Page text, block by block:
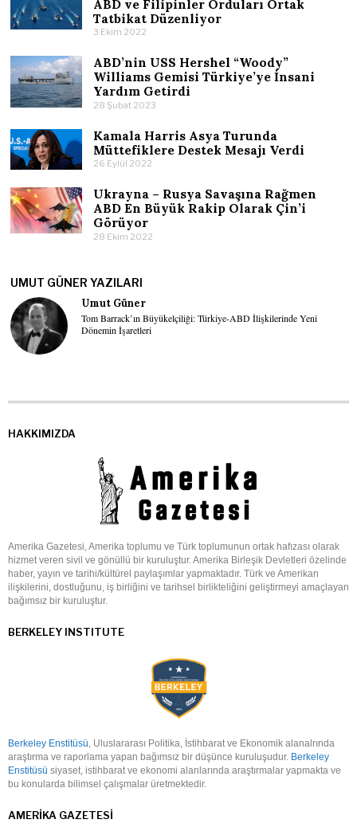
ABD ve Filipinler Orduları Ortak
Tatbikat Düzenliyor
3 Ekim 2022
ABD’nin USS Hershel “Woody”
Williams Gemisi Türkiye’ye İnsani
Yardım Getirdi
28 Şubat 2023
Kamala Harris Asya Turunda
Müttefiklere Destek Mesajı Verdi
26 Eylül 2022
Ukrayna – Rusya Savaşına Rağmen
ABD En Büyük Rakip Olarak Çin’i
Görüyor
28 Ekim 2022
UMUT GÜNER YAZILARI
Umut Güner
Tom Barrack’ın Büyükelçiliği: Türkiye-ABD İlişkilerinde Yeni
Dönemin İşaretleri
HAKKIMIZDA
Amerika Gazetesi, Amerika toplumu ve Türk toplumunun ortak hafızası olarak
hizmet veren sivil ve gönüllü bir kuruluştur. Amerika Birleşik Devletleri özelinde
haber, yayın ve tarihi/kültürel paylaşımlar yapmaktadır. Türk ve Amerikan
ilişkilerini, dostluğunu, iş birliğini ve tarihsel birlikteliğini geliştirmeyi amaçlayan
bağımsız bir kuruluştur.
BERKELEY INSTITUTE
Berkeley Enstitüsü , Uluslararası Politika, İstihbarat ve Ekonomik alanalrında
araştırma ve raporlama yapan bağımsız bir düşünce kuruluşudur. Berkeley
Enstitüsü siyaset, istihbarat ve ekonomi alanlarında araştırmalar yapmakta ve
bu konularda bilimsel çalışmalar üretmektedir.
AMERIKA GAZETESI